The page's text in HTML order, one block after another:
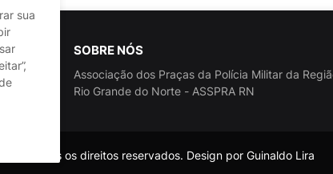
SOBRE NÓS
Associação dos Praças da Polícia Militar da
Rio Grande do Norte - ASSPRA RN
RN Todos os direitos reservados. Design por Guinaldo Lira
sua